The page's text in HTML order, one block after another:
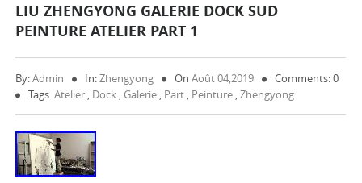
LIU ZHENGYONG GALERIE DOCK SUD
PEINTURE ATELIER PART 1
By:Admin In:Zhengyong OnAoût 04,2019
Comments: 0
Tags:Atelier , Dock , Galerie , Part , Peinture ,Zhengyong